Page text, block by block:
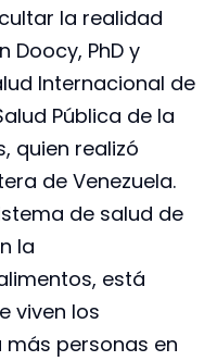
la realidad
Doocy, PhD y
Internacional de
Pública de la
quien realizó
de Venezuela.
de salud de
la
está
viven los
personas en